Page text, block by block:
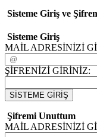
Sisteme Giriş ve
Sisteme Giriş
MAİL ADRESİNİZİ
ŞİFRENİZİ GİRİNİZ:
SİSTEME GİRİŞ
Şifremi Unuttum
MAİL ADRESİNİZİ